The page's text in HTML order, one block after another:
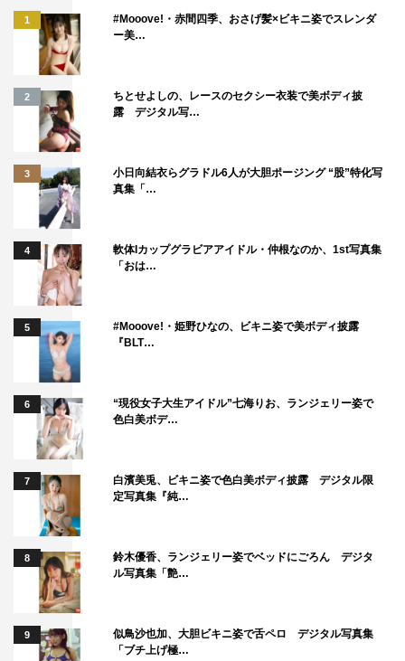
1
#Mooove!・赤間四季、おさげ髪×ビキニ姿でスレンダ
ー美…
2
ちとせよしの、レースのセクシー衣装で美ボディ披
露 デジタル写…
3
小日向結衣らグラドル6人が大胆ポージング “股”特化写
真集「…
4
軟体Iカップグラビアアイドル・仲根なのか、1st写真集
「おは…
5
#Mooove!・姫野ひなの、ビキニ姿で美ボディ披露
『BLT…
6
“現役女子大生アイドル”七海りお、ランジェリー姿で
色白美ボデ…
7
白濱美兎、ビキニ姿で色白美ボディ披露 デジタル限
定写真集『純…
8
鈴木優香、ランジェリー姿でベッドにごろん デジタ
ル写真集「艶…
9
似鳥沙也加、大胆ビキニ姿で舌ペロ デジタル写真集
「ブチ上げ極…